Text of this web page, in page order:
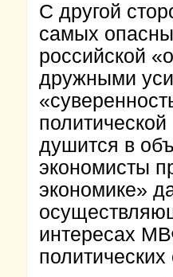
С другой
самых
российской
дружными
душится в
экономисты
экономике»
интересах
политических